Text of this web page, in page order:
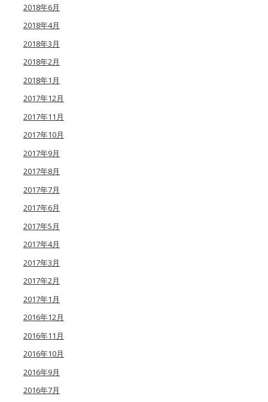
2018年6月
2018年4月
2018年3月
2018年2月
2018年1月
2017年12月
2017年11月
2017年10月
2017年9月
2017年8月
2017年7月
2017年6月
2017年5月
2017年4月
2017年3月
2017年2月
2017年1月
2016年12月
2016年11月
2016年10月
2016年9月
2016年7月